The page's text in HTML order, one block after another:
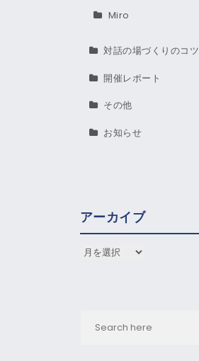
Miro
対話の場づくりのコツ
開催レポート
その他
お知らせ
アーカイブ
アーカイブ